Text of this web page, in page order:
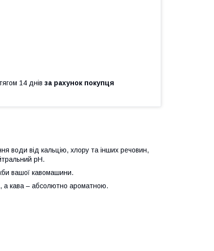
14 днів за рахунок покупця
води від кальцію, хлору та інших речовин,
pH.
вашої кавомашини.
а кава – абсолютно ароматною.